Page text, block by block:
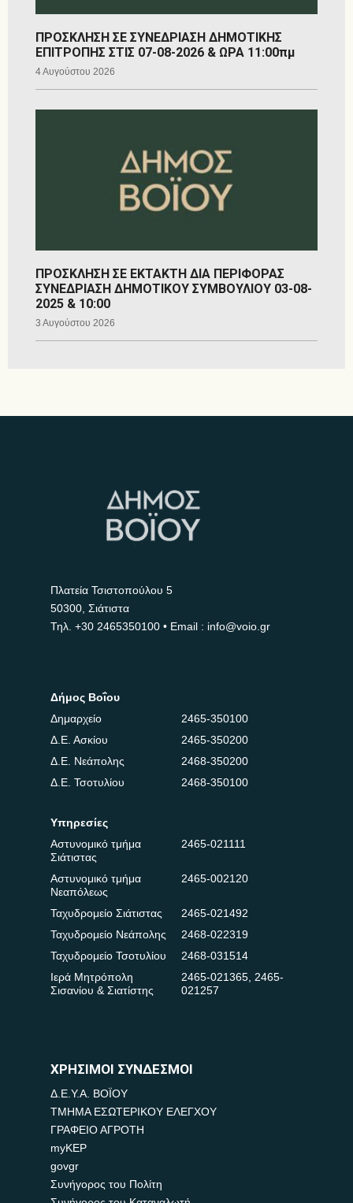
ΠΡΟΣΚΛΗΣΗ ΣΕ ΣΥΝΕΔΡΙΑΣΗ ΔΗΜΟΤΙΚΗΣ
ΕΠΙΤΡΟΠΗΣ ΣΤΙΣ 07-08-2026 & ΩΡΑ 11:00πμ
4 Αυγούστου 2026
ΠΡΟΣΚΛΗΣΗ ΣΕ ΕΚΤΑΚΤΗ ΔΙΑ ΠΕΡΙΦΟΡΑΣ
ΣΥΝΕΔΡΙΑΣΗ ΔΗΜΟΤΙΚΟΥ ΣΥΜΒΟΥΛΙΟΥ 03-08-
2025 & 10:00
3 Αυγούστου 2026
Πλατεία Τσιστοπούλου 5
50300, Σιάτιστα
Τηλ. +30 2465350100 • Email : info@voio.gr
Δήμος Βοΐου
Δημαρχείο
2465-350100
Δ.Ε. Ασκίου
2465-350200
Δ.Ε. Νεάπολης
2468-350200
Δ.Ε. Τσοτυλίου
2468-350100
Υπηρεσίες
Αστυνομικό τμήμα
Σιάτιστας
2465-021111
Αστυνομικό τμήμα
Νεαπόλεως
2465-002120
Ταχυδρομείο Σιάτιστας
2465-021492
Ταχυδρομείο Νεάπολης
2468-022319
Ταχυδρομείο Τσοτυλίου
2468-031514
Ιερά Μητρόπολη
Σισανίου & Σιατίστης
2465-021365, 2465-
021257
ΧΡΗΣΙΜΟΙ ΣΥΝΔΕΣΜΟΙ
Δ.Ε.Υ.Α. ΒΟΪΟΥ
ΤΜΗΜΑ ΕΣΩΤΕΡΙΚΟΥ ΕΛΕΓΧΟΥ
ΓΡΑΦΕΙΟ ΑΓΡΟΤΗ
myKEP
govgr
Συνήγορος του Πολίτη